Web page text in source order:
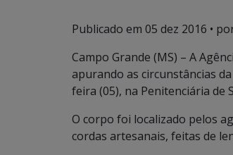
Publicado em 05 dez 2016 •
Campo Grande (MS) – A
apurando as circunstâncias
feira (05), na Penitenciária de
O corpo foi localizado pelos
cordas artesanais, feitas de